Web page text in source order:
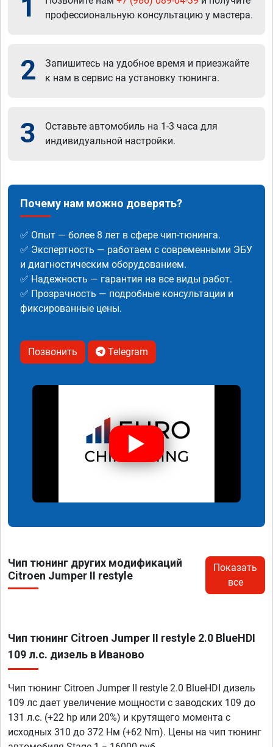
1
профессиональную консультацию у мастера.
2
Запишитесь на удобное время и приезжайте
к нам в сервис на установку тюнинга.
3
Оставьте автомобиль на 1-3 часа для
индивидуальной настройки.
Почему нам можно доверять?
✅ Опыт — более 8 лет в сфере чип-тюнинга.
✅ Экспертность — работаем с современными ЭБУ
и диагностическим оборудованием.
✅ Надежность — гарантия на все виды работ.
✅ Прозрачность — подробные консультации и
фиксированные цены.
Позвонить Telegram
Чип тюнинг других модификаций
Citroen Jumper II restyle
Показать
все
Чип тюнинг Citroen Jumper II restyle 2.0 BlueHDI
109 л.с. дизель в Иваново
Чип тюнинг Citroen Jumper II restyle 2.0 BlueHDI дизель
109 лс дает увеличение мощности с заводских 109 до
131 л.с. (+22 hp или 20%) и крутящего момента с
исходных 310 до 372 Нм (+62 Nm). Цены на чип тюнинг